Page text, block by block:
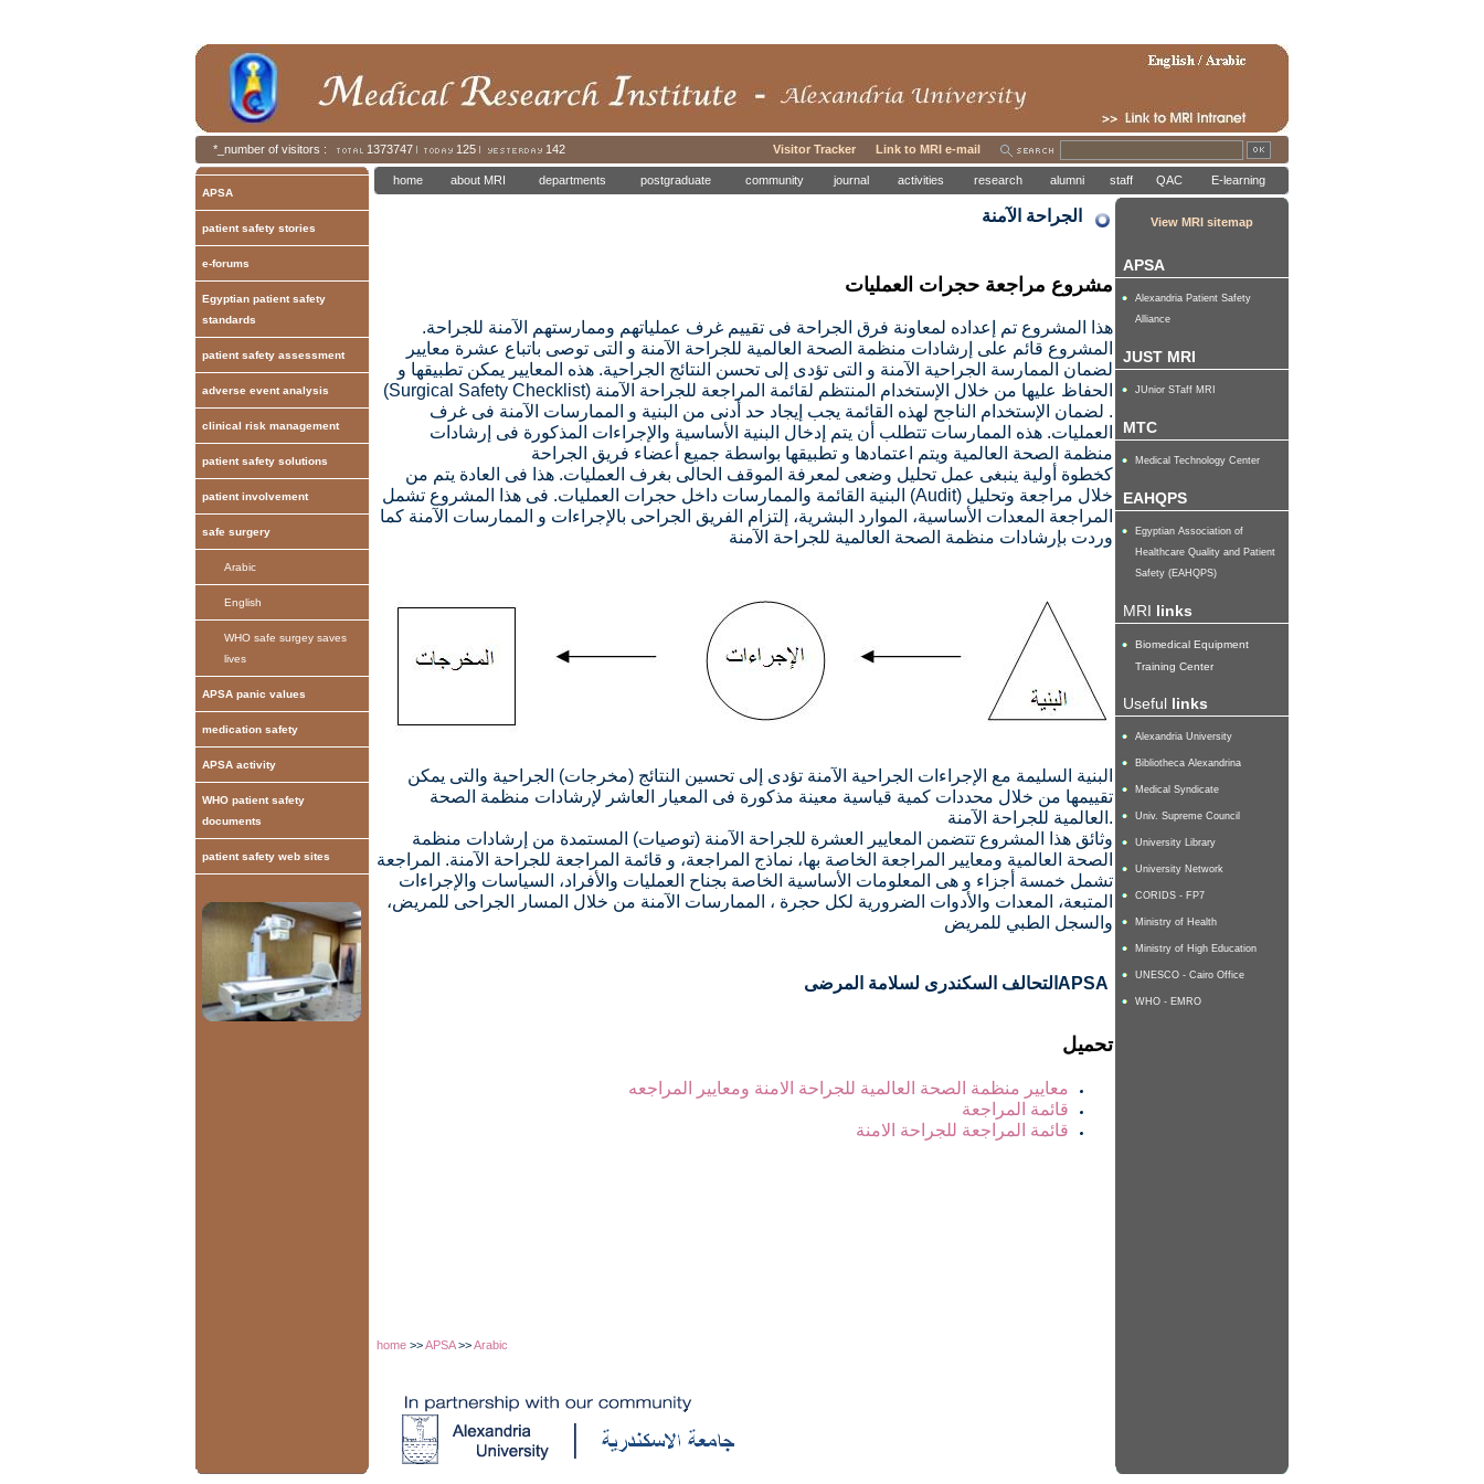
*_number of visitors : 1373747 125 142 Visitor Tracker Link to MRI e-mail
APSA
patient safety stories
e-forums
Egyptian patient safety
standards
patient safety assessment
adverse event analysis
clinical risk management
patient safety solutions
patient involvement
safe surgery
Arabic
English
WHO safe surgey saves
lives
APSA panic values
medication safety
APSA activity
WHO patient safety
documents
patient safety web sites
home about MRI departments postgraduate community journal activities research alumni staff QAC E-learning
الجراحة الآمنة
مشروع مراجعة حجرات العمليات
هذا المشروع تم إعداده لمعاونة فرق الجراحة فى تقييم غرف عملياتهم وممارستهم الآمنة للجراحة.
المشروع قائم على إرشادات منظمة الصحة العالمية للجراحة الآمنة و التى توصى باتباع عشرة معايير
لضمان الممارسة الجراحية الآمنة و التى تؤدى إلى تحسن النتائج الجراحية. هذه المعايير يمكن تطبيقها و
الحفاظ عليها من خلال الإستخدام المنتظم لقائمة المراجعة للجراحة الآمنة (Surgical Safety Checklist)
. لضمان الإستخدام الناجح لهذه القائمة يجب إيجاد حد أدنى من البنية و الممارسات الآمنة فى غرف
العمليات. هذه الممارسات تتطلب أن يتم إدخال البنية الأساسية والإجراءات المذكورة فى إرشادات
منظمة الصحة العالمية ويتم اعتمادها و تطبيقها بواسطة جميع أعضاء فريق الجراحة
كخطوة أولية ينبغى عمل تحليل وضعى لمعرفة الموقف الحالى بغرف العمليات. هذا فى العادة يتم من
خلال مراجعة وتحليل (Audit)
البنية القائمة والممارسات داخل حجرات العمليات. فى هذا المشروع تشمل
المراجعة المعدات الأساسية، الموارد البشرية، إلتزام الفريق الجراحى بالإجراءات و الممارسات الآمنة كما
وردت بإرشادات منظمة الصحة العالمية للجراحة الآمنة
البنية السليمة مع الإجراءات الجراحية الآمنة تؤدى إلى تحسين النتائج (مخرجات) الجراحية والتى يمكن
تقييمها من خلال محددات كمية قياسية معينة مذكورة فى المعيار العاشر لإرشادات منظمة الصحة
العالمية للجراحة الآمنة.
وثائق هذا المشروع تتضمن المعايير العشرة للجراحة الآمنة (توصيات) المستمدة من إرشادات منظمة
الصحة العالمية ومعايير المراجعة الخاصة بها، نماذج المراجعة، و قائمة المراجعة للجراحة الآمنة. المراجعة
تشمل خمسة أجزاء و هى المعلومات الأساسية الخاصة بجناح العمليات والأفراد، السياسات والإجراءات
المتبعة، المعدات والأدوات الضرورية لكل حجرة ، الممارسات الآمنة من خلال المسار الجراحى للمريض،
والسجل الطبي للمريض
التحالف السكندرى لسلامة المرضى
تحميل
معايير منظمة الصحة العالمية للجراحة الامنة ومعايير المراجعه
قائمة المراجعة
قائمة المراجعة للجراحة الامنة
home >>APSA>>Arabic
View MRI sitemap
APSA
Alexandria Patient Safety
Alliance
JUST MRI
JUnior STaff MRI
MTC
Medical Technology Center
EAHQPS
Egyptian Association of
Healthcare Quality and Patient
Safety (EAHQPS)
MRI links
Biomedical Equipment
Training Center
Useful links
Alexandria University
Bibliotheca Alexandrina
Medical Syndicate
Univ. Supreme Council
University Library
University Network
CORIDS - FP7
Ministry of Health
Ministry of High Education
UNESCO - Cairo Office
WHO - EMRO